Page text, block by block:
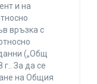
и на
връзка с
(„Общ
г.. За да се
на Общия